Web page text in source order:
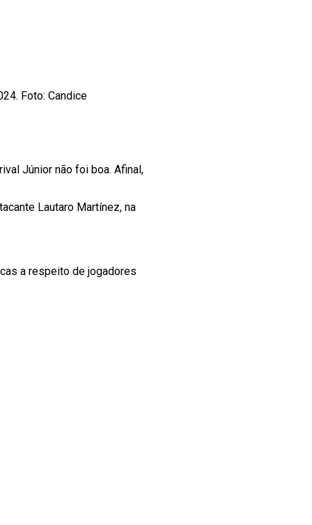
Foto: Candice
Júnior não foi boa. Afinal,
Lautaro Martínez, na
a respeito de jogadores